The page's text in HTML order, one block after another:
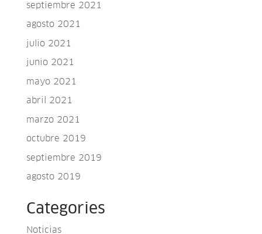
septiembre 2021
agosto 2021
julio 2021
junio 2021
mayo 2021
abril 2021
marzo 2021
octubre 2019
septiembre 2019
agosto 2019
Categories
Noticias